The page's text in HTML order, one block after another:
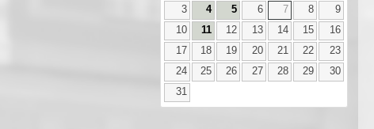
3
4 5 6 7 8
9
10
11 12 13 14 15
16
17
18 19 20 21 22
23
24
25 26 27 28 29
30
31